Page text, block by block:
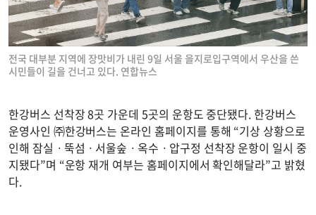
전국 대부분 지역에 장맛비가 내린 9일 서울 을지로입구역에서 우산을 쓴
시민들이 길을 건너고 있다. 연합뉴스
한강버스 선착장 8곳 가운데 5곳의 운항도 중단됐다. 한강버스
운영사인 ㈜한강버스는 온라인 홈페이지를 통해 “기상 상황으로
인해 잠실ㆍ뚝섬ㆍ서울숲ㆍ옥수ㆍ압구정 선착장 운항이 일시 중
지됐다”며 “운항 재개 여부는 홈페이지에서 확인해달라”고 밝혔
다.